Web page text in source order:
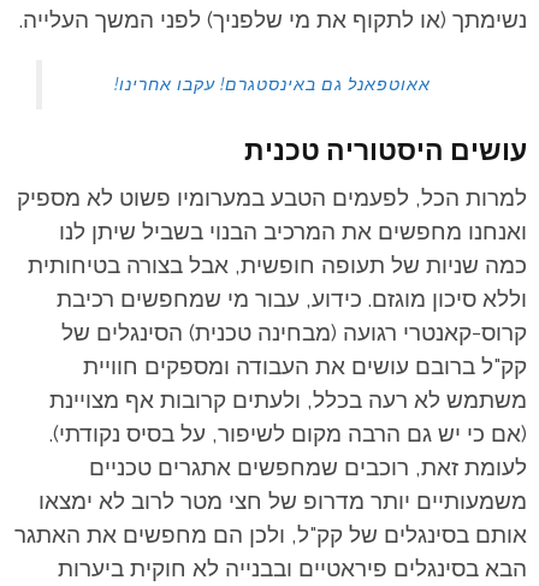
נשימתך (או לתקוף את מי שלפניך) לפני המשך העלייה.
אאוטפאנל גם באינסטגרם! עקבו אחרינו!
עושים היסטוריה טכנית
למרות הכל, לפעמים הטבע במערומיו פשוט לא מספיק
ואנחנו מחפשים את המרכיב הבנוי בשביל שיתן לנו
כמה שניות של תעופה חופשית, אבל בצורה בטיחותית
וללא סיכון מוגזם. כידוע, עבור מי שמחפשים רכיבת
קרוס-קאנטרי רגועה (מבחינה טכנית) הסינגלים של
קק"ל ברובם עושים את העבודה ומספקים חוויית
משתמש לא רעה בכלל, ולעתים קרובות אף מצויינת
(אם כי יש גם הרבה מקום לשיפור, על בסיס נקודתי).
לעומת זאת, רוכבים שמחפשים אתגרים טכניים
משמעותיים יותר מדרופ של חצי מטר לרוב לא ימצאו
אותם בסינגלים של קק"ל, ולכן הם מחפשים את האתגר
הבא בסינגלים פיראטיים ובבנייה לא חוקית ביערות